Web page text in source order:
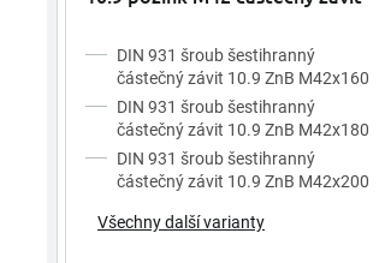
DIN 931 šroub šestihranný
částečný závit 10.9 ZnB M42x160
DIN 931 šroub šestihranný
částečný závit 10.9 ZnB M42x180
DIN 931 šroub šestihranný
částečný závit 10.9 ZnB M42x200
Všechny další varianty